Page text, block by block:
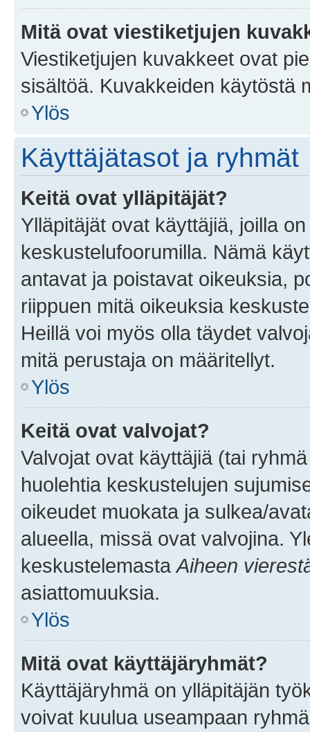
Mitä ovat viestiketjujen
Viestiketjujen kuvakkeet ovat
sisältöä. Kuvakkeiden käytöstä
Ylös
Käyttäjätasot ja ryhmät
Keitä ovat ylläpitäjät?
Ylläpitäjät ovat käyttäjiä, joilla
keskustelufoorumilla. Nämä
antavat ja poistavat oikeuksia,
riippuen mitä oikeuksia
Heillä voi myös olla täydet
mitä perustaja on määritellyt.
Ylös
Keitä ovat valvojat?
Valvojat ovat käyttäjiä (tai
huolehtia keskustelujen
oikeudet muokata ja sulkea/
alueella, missä ovat valvojina.
keskustelemasta Aiheen
asiattomuuksia.
Ylös
Mitä ovat käyttäjäryhmät?
Käyttäjäryhmä on ylläpitäjän
voivat kuulua useampaan